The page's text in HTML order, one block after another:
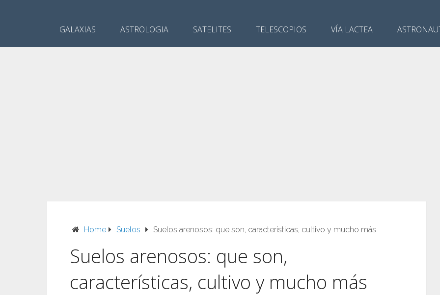
GALAXIAS ASTROLOGIA SATELITES TELESCOPIOS VÍA LACTEA
Home Suelos Suelos arenosos: que son, características, cultivo y mucho más
Suelos arenosos: que son,
características, cultivo y mucho más